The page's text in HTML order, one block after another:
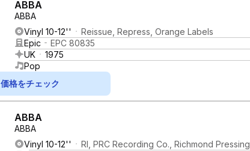
ABBA
ABBA
Vinyl 10-12''
Reissue, Repress, Orange Labels
Epic
EPC 80835
UK
1975
Pop
価格をチェック
ABBA
ABBA
Vinyl 10-12''
Rl, PRC Recording Co., Richmond Pressing